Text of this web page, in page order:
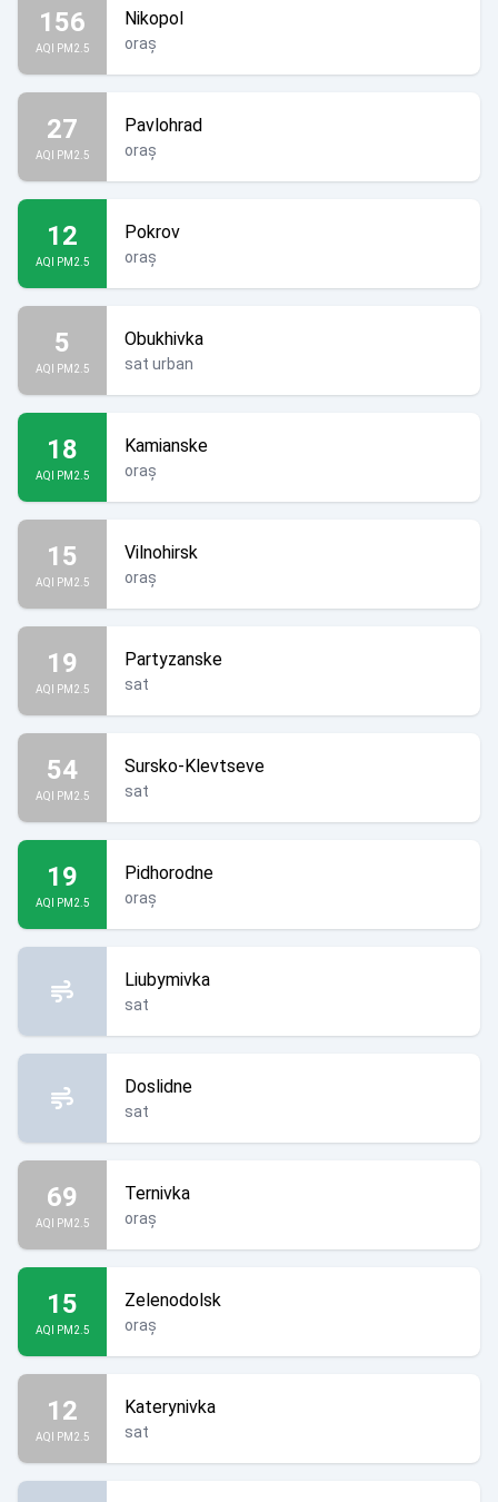
156
AQI PM2.5
Nikopol
oraș
27
AQI PM2.5
Pavlohrad
oraș
12
AQI PM2.5
Pokrov
oraș
5
AQI PM2.5
Obukhivka
sat urban
18
AQI PM2.5
Kamianske
oraș
15
AQI PM2.5
Vilnohirsk
oraș
19
AQI PM2.5
Partyzanske
sat
54
AQI PM2.5
Sursko-Klevtseve
sat
19
AQI PM2.5
Pidhorodne
oraș
Liubymivka
sat
Doslidne
sat
69
AQI PM2.5
Ternivka
oraș
15
AQI PM2.5
Zelenodolsk
oraș
12
AQI PM2.5
Katerynivka
sat